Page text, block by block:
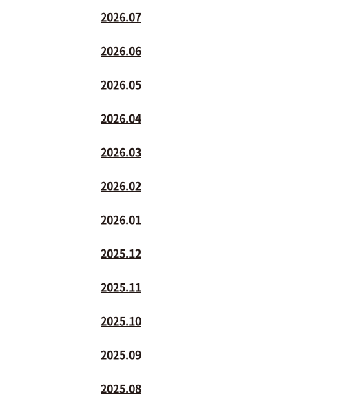
2026.07
2026.06
2026.05
2026.04
2026.03
2026.02
2026.01
2025.12
2025.11
2025.10
2025.09
2025.08